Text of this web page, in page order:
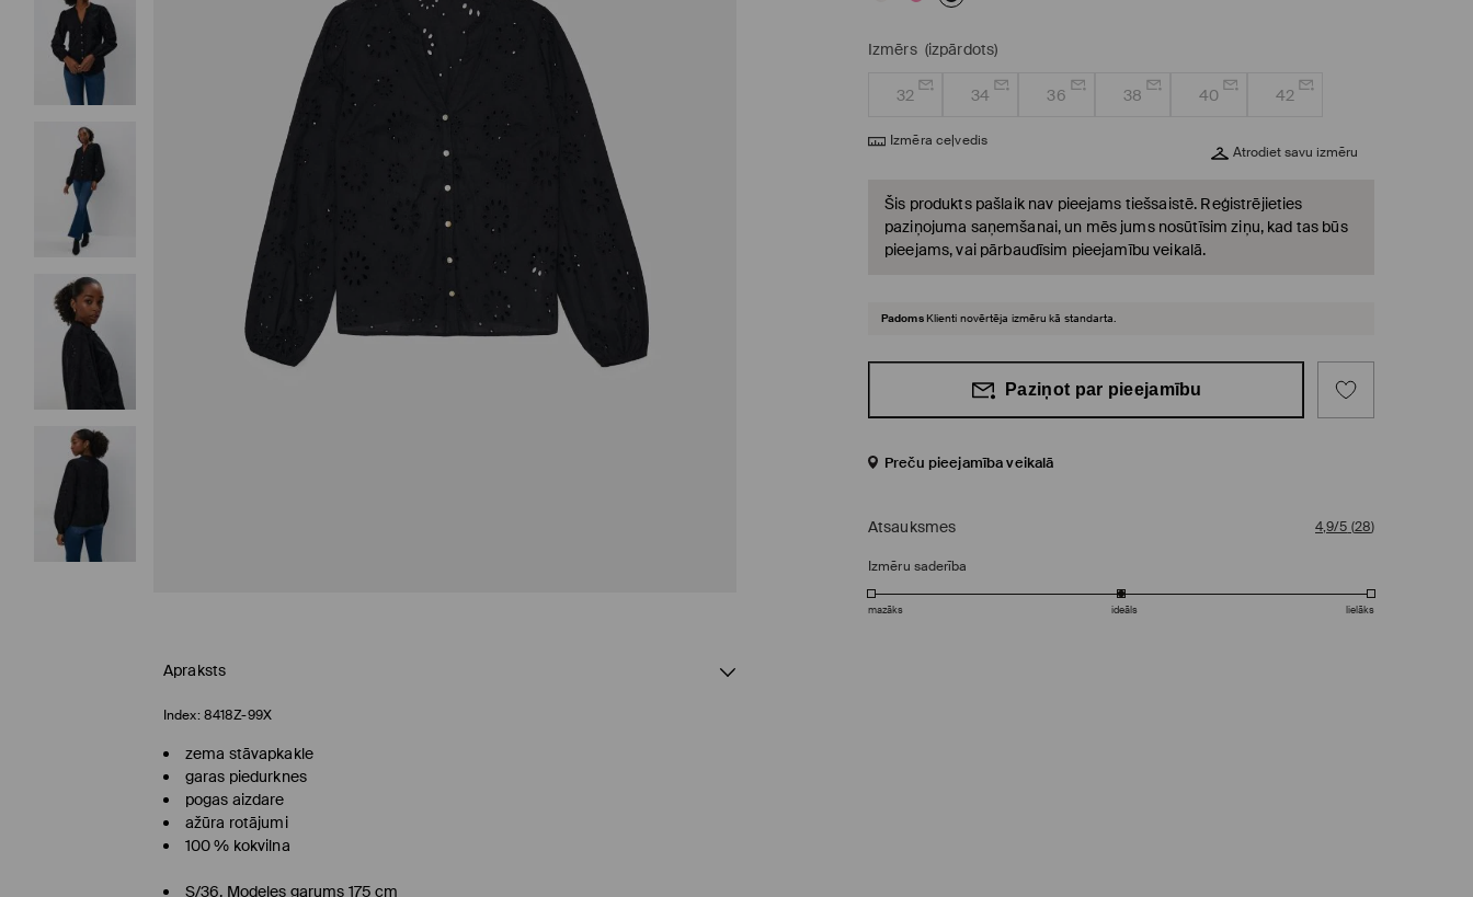
Izmērs (izpārdots)
32 34 36 38 40 42
Izmēra ceļvedis
Atrodiet savu izmēru
Šis produkts pašlaik nav pieejams tiešsaistē. Reģistrējieties
paziņojuma saņemšanai, un mēs jums nosūtīsim ziņu, kad tas būs
pieejams, vai pārbaudīsim pieejamību veikalā.
Padoms Klienti novērtēja izmēru kā standarta.
Paziņot par pieejamību
Preču pieejamība veikalā
Atsauksmes 4,9/5 (28)
Izmēru saderība
mazāks ideāls lielāks
Apraksts
Index: 8418Z-99X
zema stāvapkakle
garas piedurknes
pogas aizdare
ažūra rotājumi
100 % kokvilna
S/36. Modeles garums 175 cm